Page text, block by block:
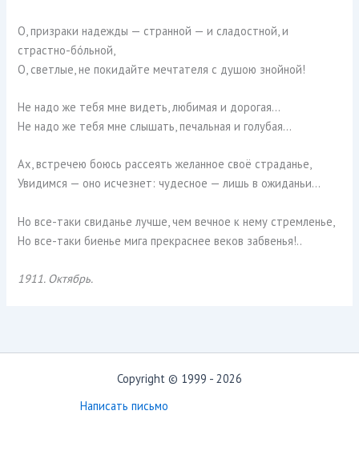
О, призраки надежды — странной — и сладостной, и
страстно-бóльной,
О, светлые, не покидайте мечтателя с душою знойной!
Не надо же тебя мне видеть, любимая и дорогая…
Не надо же тебя мне слышать, печальная и голубая…
Ах, встречею боюсь рассеять желанное своё страданье,
Увидимся — оно исчезнет: чудесное — лишь в ожиданьи…
Но все-таки свиданье лучше, чем вечное к нему стремленье,
Но все-таки биенье мига прекраснее веков забвенья!..
1911. Октябрь.
Copyright © 1999 - 2026
Написать письмо